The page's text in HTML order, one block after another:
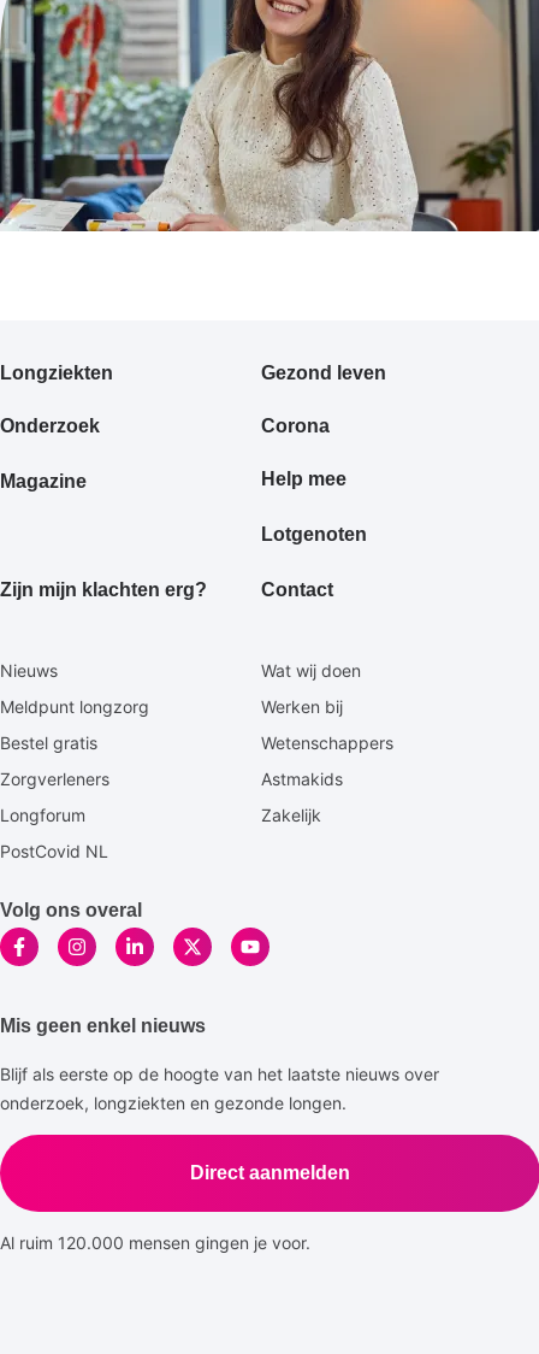
Primair
Longziekten Gezond leven
Onderzoek Corona
Magazine Help mee
Lotgenoten
Zijn mijn klachten erg? Contact
Secundaire
Nieuws
Wat wij doen
Meldpunt longzorg
Werken bij
Bestel gratis
Wetenschappers
Zorgverleners
Astmakids
Longforum
Zakelijk
PostCovid NL
Volg ons overal
Mis geen enkel nieuws
Blijf als eerste op de hoogte van het laatste nieuws over
onderzoek, longziekten en gezonde longen.
Direct aanmelden
Al ruim 120.000 mensen gingen je voor.